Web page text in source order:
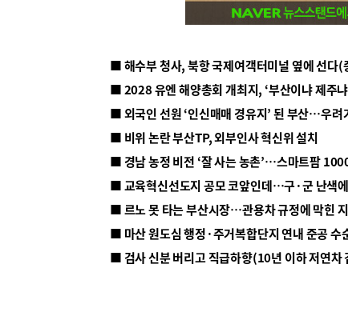
■ 해수부 청사, 북항 국제여객터미널 옆에 선다(
■ 2028 유엔 해양총회 개최지, ‘부산이냐 제주
■ 외국인 선원 ‘인신매매 경유지’ 된 부산…우려
■ 비위 논란 부산TP, 외부인사 혁신위 설치
■ 르노 못 타는 부산시장…관용차 규정에 막힌
■ 마산 원도심 행정·주거복합단지 연내 준공 수